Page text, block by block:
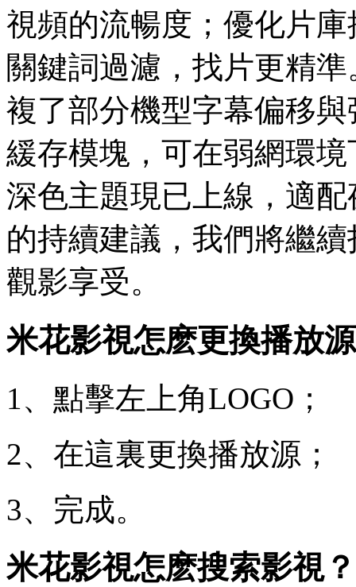
視頻的流暢度；優化片
關鍵詞過濾，找片更精
複了部分機型字幕偏移
緩存模塊，可在弱網環
深色主題現已上線，適
的持續建議，我們將繼
觀影享受。
米花影視怎麽更換播放
1、點擊左上角LOGO；
2、在這裏更換播放源；
3、完成。
米花影視怎麽搜索影視？